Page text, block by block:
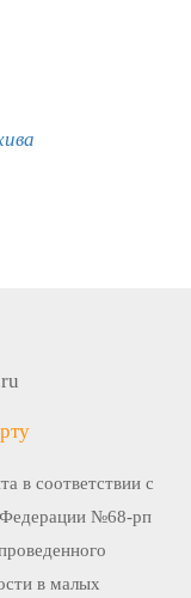
в соответствии c
Федерации №68-рп
в малых